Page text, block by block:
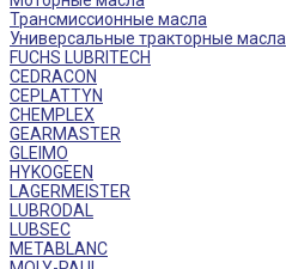
Трансмиссионные масла
Универсальные тракторные масла
FUCHS LUBRITECH
CEDRACON
CEPLATTYN
CHEMPLEX
GEARMASTER
GLEIMO
HYKOGEEN
LAGERMEISTER
LUBRODAL
LUBSEC
METABLANC